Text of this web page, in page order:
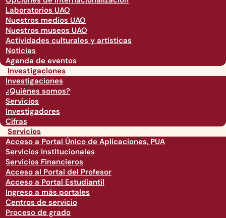
Laboratorios UAO
Nuestros medios UAO
Nuestros museos UAO
Actividades culturales y artísticas
Noticias
Agenda de eventos
Investigaciones
Investigaciones
¿Quiénes somos?
Servicios
Investigadores
Cifras
Servicios
Acceso a Portal Único de Aplicaciones, PUA
Servicios institucionales
Servicios Financieros
Acceso al Portal del Profesor
Acceso a Portal Estudiantil
Ingreso a más portales
Centros de servicio
Proceso de grado